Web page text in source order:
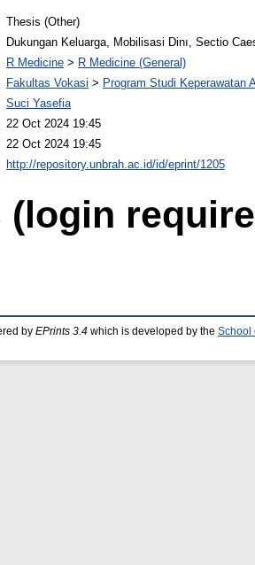
Thesis (Other)
Dukungan Keluarga, Mobilisasi Dinı, Sectio
R Medicine > R Medicine (General)
Fakultas Vokasi > Program Studi Keperawatan
Suci Yasefia
22 Oct 2024 19:45
22 Oct 2024 19:45
http://repository.unbrah.ac.id/id/eprint/1205
(login
by EPrints 3.4 which is developed by the School